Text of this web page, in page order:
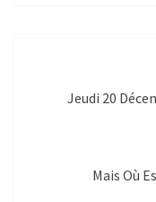
Jeudi 20
Mais Où